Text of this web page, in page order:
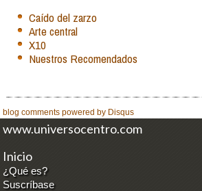
Caído del zarzo
Arte central
X10
Nuestros Recomendados
blog comments powered by Disqus
www.universocentro.com
Inicio
¿Qué es?
Suscríbase